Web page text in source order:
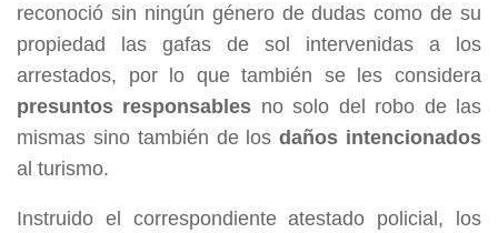
reconoció sin ningún género de dudas como de su
propiedad las gafas de sol intervenidas a los
arrestados, por lo que también se les considera
presuntos responsables no solo del robo de las
mismas sino también de losdaños intencionados
al turismo.
Instruido el correspondiente atestado policial, los